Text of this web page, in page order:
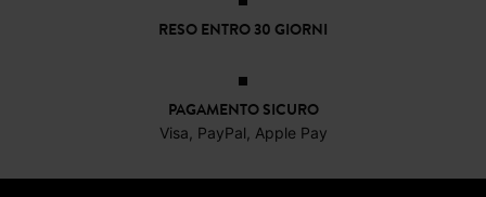
RESO ENTRO 30 GIORNI
PAGAMENTO SICURO
Visa, PayPal, Apple Pay